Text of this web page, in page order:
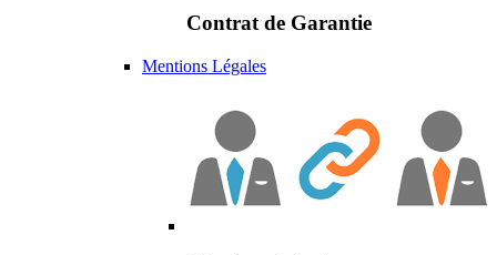
Contrat de Garantie
Mentions Légales